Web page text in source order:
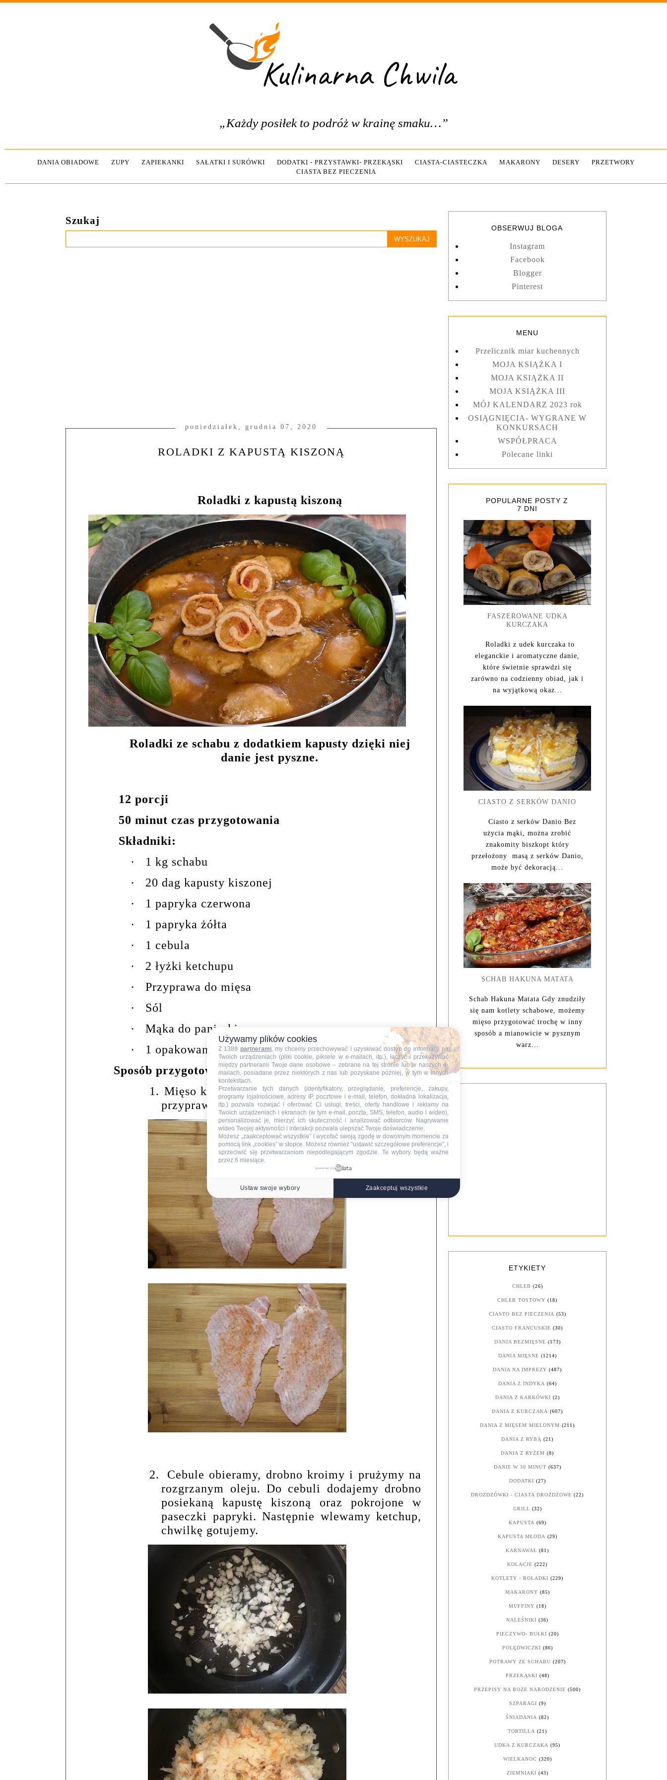
„Każdy posiłek to podróż w krainę smaku…”
DANIA OBIADOWE ZUPY ZAPIEKANKI SAŁATKI I SURÓWKI DODATKI - PRZYSTAWKI- PRZEKĄSKI CIASTA-CIASTECZKA MAKARONY DESERY
PRZETWORY
CIASTA BEZ PIECZENIA
Szukaj
poniedziałek, grudnia 07, 2020
ROLADKI Z KAPUSTĄ KISZONĄ
Roladki z kapustą kiszoną
Roladki ze schabu z dodatkiem kapusty dzięki niej
danie jest pyszne.
12 porcji
50 minut czas przygotowania
Składniki:
·
1 kg schabu
·
20 dag kapusty kiszonej
·
1 papryka czerwona
·
1 papryka żółta
·
1 cebula
·
2 łyżki ketchupu
·
Przyprawa do mięsa
·
Sól
·
Mąka do panierki
·
1 opakowanie sosu grzybowego w proszku
Sposób przygotowania:
1. Mięso kroimy w plastry, rozbijamy, doprawiamy
przyprawą do mięsa i solą.
2.
Cebule obieramy, drobno kroimy i prużymy na
rozgrzanym oleju. Do cebuli dodajemy drobno
posiekaną kapustę kiszoną oraz pokrojone w
paseczki papryki. Następnie wlewamy ketchup,
chwilkę gotujemy.
OBSERWUJ BLOGA
Instagram
Facebook
Blogger
Pinterest
MENU
Przelicznik miar kuchennych
MOJA KSIĄŻKA I
MOJA KSIĄŻKA II
MOJA KSIĄŻKA III
MÓJ KALENDARZ 2023 rok
OSIĄGNIĘCIA- WYGRANE W
KONKURSACH
WSPÓŁPRACA
Polecane linki
POPULARNE POSTY Z
7 DNI
FASZEROWANE UDKA
KURCZAKA
Roladki z udek kurczaka to
eleganckie i aromatyczne danie,
które świetnie sprawdzi się
zarówno na codzienny obiad, jak i
na wyjątkową okaz...
CIASTO Z SERKÓW DANIO
Ciasto z serków Danio Bez
użycia mąki, można zrobić
znakomity biszkopt który
przełożony masą z serków Danio,
może być dekoracją...
SCHAB HAKUNA MATATA
Schab Hakuna Matata Gdy znudziły
się nam kotlety schabowe, możemy
mięso przygotować trochę w inny
sposób a mianowicie w pysznym
warz...
ETYKIETY
CHLEB (26)
CHLEB TOSTOWY (18)
CIASTO BEZ PIECZENIA (53)
CIASTO FRANCUSKIE (30)
DANIA BEZMIĘSNE (173)
DANIA MIĘSNE (1214)
DANIA NA IMPREZY (487)
DANIA Z INDYKA (64)
DANIA Z KARKÓWKI (2)
DANIA Z KURCZAKA (607)
DANIA Z MIĘSEM MIELONYM (211)
DANIA Z RYBĄ (21)
DANIA Z RYŻEM (8)
DANIE W 30 MINUT (637)
DODATKI (27)
DROŻDŻÓWKI - CIASTA DROŻDŻOWE (22)
GRILL (32)
KAPUSTA (69)
KAPUSTA MŁODA (29)
KARNAWAŁ (81)
KOLACJE (222)
KOTLETY - ROLADKI (229)
MAKARONY (85)
MUFFINY (18)
NALEŚNIKI (36)
PIECZYWO- BUŁKI (20)
POLĘDWICZKI (86)
POTRAWY ZE SCHABU (207)
PRZEKĄSKI (48)
PRZEPISY NA BOŻE NARODZENIE (500)
SZPARAGI (9)
ŚNIADANIA (82)
TORTILLA (21)
UDKA Z KURCZAKA (95)
WIELKANOC (320)
ZIEMNIAKI (43)
Używamy plików cookies
Z 1389 partnerami, my chcemy przechowywać i uzyskiwać dostęp do informacji na
Twoich urządzeniach (pliki cookie, piksele w e-mailach, itp.), łączyć i przekazywać
między partnerami Twoje dane osobowe – zebrane na tej stronie lub w naszych e-
mailach, posiadane przez niektórych z nas lub pozyskane później, w tym w innych
kontekstach.
Przetwarzanie tych danych (identyfikatory, przeglądanie, preferencje, zakupy,
programy lojalnościowe, adresy IP, pocztowe i e-mail, telefon, dokładna lokalizacja,
itp.) pozwala rozwijać i oferować Ci usługi, treści, oferty handlowe i reklamy na
Twoich urządzeniach i ekranach (w tym e-mail, poczta, SMS, telefon, audio i wideo),
personalizować je, mierzyć ich skuteczność i analizować odbiorców. Nagrywanie
wideo Twojej aktywności i interakcji pozwala ulepszać Twoje doświadczenie.
Możesz „zaakceptować wszystkie” i wycofać swoją zgodę w dowolnym momencie za
pomocą link „cookies” w stopce. Możesz również "ustawić szczegółowe preferencje", i
sprzeciwić się przetwarzaniom niepodlegającym zgodzie. Te wybory będą ważne
przez 6 miesiące.
powered by
Ustaw swoje wybory Zaakceptuj wszystkie